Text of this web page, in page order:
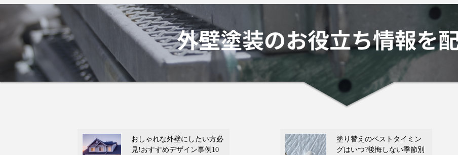
おしゃれな外壁にしたい方必
見!おすすめデザイン事例10
塗り替えのベストタイミン
グはいつ?後悔しない季節別